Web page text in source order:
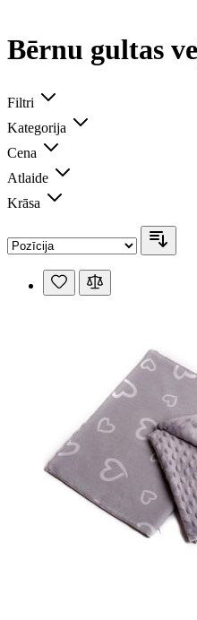
Bērnu gultas
Filtri
Kategorija
Cena
Atlaide
Krāsa